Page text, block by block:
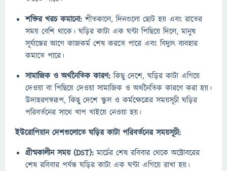
শক্তির খরচ কমানো: শীতকালে, দিনগুলো ছোট হয় এবং রাতের
সময় বেশি থাকে। ঘড়ির কাটা এক ঘন্টা পিছিয়ে দিলে, মানুষ
সূর্যাস্তের আগে কাজকর্ম শেষ করতে পারে এবং বিদ্যুৎ ব্যবহার
কমাতে পারে।
সামাজিক ও অর্থনৈতিক কারণ: কিছু দেশে, ঘড়ির কাটা এগিয়ে
দেওয়া বা পিছিয়ে দেওয়া সামাজিক ও অর্থনৈতিক কারণে করা হয়।
উদাহরণস্বরূপ, কিছু দেশে স্কুল ও কর্মক্ষেত্রের সময়সূচী ঘড়ির
পরিবর্তনের সাথে খাপ খাইয়ে নেওয়া হয়।
ইউরোপিয়ান দেশগুলোতে ঘড়ির কাটা পরিবর্তনের সময়সূচী:
গ্রীষ্মকালীন সময় (DST): মার্চের শেষ রবিবার থেকে অক্টোবরের
শেষ রবিবার পর্যন্ত ঘড়ির কাটা এক ঘন্টা এগিয়ে রাখা হয়।